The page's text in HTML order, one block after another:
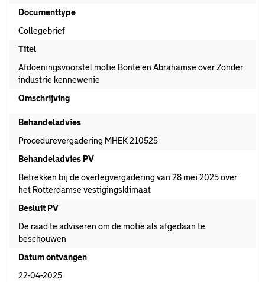
Documenttype
Collegebrief
Titel
Afdoeningsvoorstel motie Bonte en Abrahamse over Zonder
industrie kennewenie
Omschrijving
Behandeladvies
Procedurevergadering MHEK 210525
Behandeladvies PV
Betrekken bij de overlegvergadering van 28 mei 2025 over
het Rotterdamse vestigingsklimaat
Besluit PV
De raad te adviseren om de motie als afgedaan te
beschouwen
Datum ontvangen
22-04-2025